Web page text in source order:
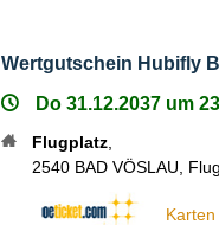
Wertgutschein Hubifly
Do 31.12.2037 um
Flugplatz
2540 BAD VÖSLAU